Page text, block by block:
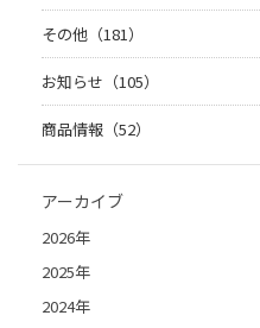
その他（181）
お知らせ（105）
商品情報（52）
アーカイブ
2026年
2025年
2024年